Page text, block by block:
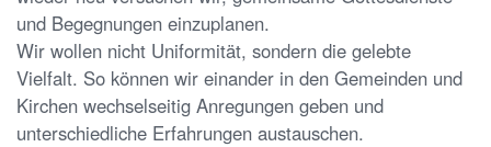
und Begegnungen einzuplanen.
Wir wollen nicht Uniformität, sondern die gelebte
Vielfalt. So können wir einander in den Gemeinden und
Kirchen wechselseitig Anregungen geben und
unterschiedliche Erfahrungen austauschen.